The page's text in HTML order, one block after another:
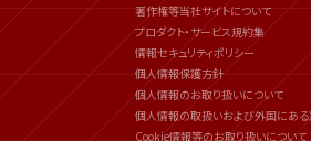
著作権等当社サイトについて
プロダクト・サービス規約集
情報セキュリティポリシー
個人情報保護方針
個人情報のお取り扱いについて
個人情報の取扱いおよび外国にあ
Cookie情報等のお取り扱いについて